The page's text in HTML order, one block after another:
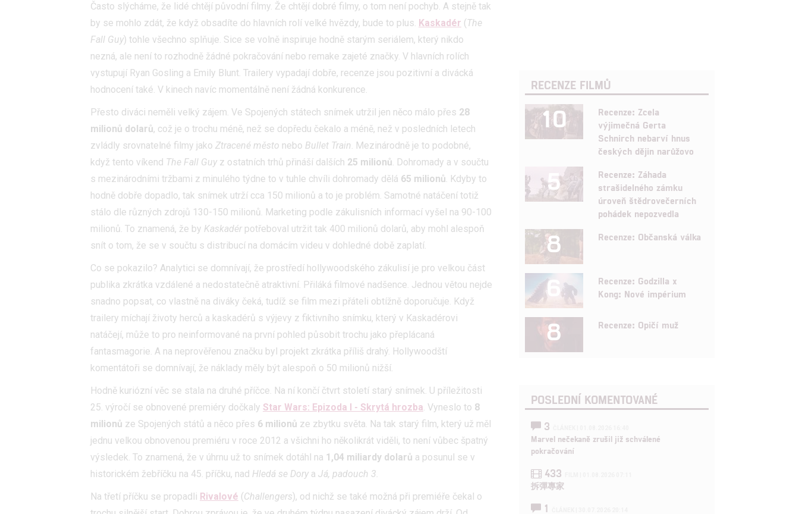
Často slýcháme, že lidé chtějí původní filmy. Že chtějí dobré filmy, o tom není pochyb. A stejně tak
by se mohlo zdát, že když obsadíte do hlavních rolí velké hvězdy, bude to plus. Kaskadér (The
Fall Guy) tohle všechno splňuje. Sice se volně inspiruje hodně starým seriálem, který nikdo
nezná, ale není to rozhodně žádné pokračování nebo remake zajeté značky. V hlavních rolích
vystupují Ryan Gosling a Emily Blunt. Trailery vypadají dobře, recenze jsou pozitivní a divácká
hodnocení také. V kinech navíc momentálně není žádná konkurence.
Přesto diváci neměli velký zájem. Ve Spojených státech snímek utržil jen něco málo přes 28
milionů dolarů, což je o trochu méně, než se dopředu čekalo a méně, než v posledních letech
zvládly srovnatelné filmy jako Ztracené město nebo Bullet Train. Mezinárodně je to podobné,
když tento víkend The Fall Guy z ostatních trhů přináší dalších 25 milionů. Dohromady a v součtu
s mezinárodními tržbami z minulého týdne to v tuhle chvíli dohromady dělá 65 milionů. Kdyby to
hodně dobře dopadlo, tak snímek utrží cca 150 milionů a to je problém. Samotné natáčení totiž
stálo dle různých zdrojů 130-150 milionů. Marketing podle zákulisních informací vyšel na 90-100
milionů. To znamená, že by Kaskadér potřeboval utržit tak 400 milionů dolarů, aby mohl alespoň
snít o tom, že se v součtu s distribucí na domácím videu v dohledné době zaplatí.
Co se pokazilo? Analytici se domnívají, že prostředí hollywoodského zákulisí je pro velkou část
publika zkrátka vzdálené a nedostatečně atraktivní. Přiláká filmové nadšence. Jednou větou nejde
snadno popsat, co vlastně na diváky čeká, tudíž se film mezi přáteli obtížně doporučuje. Když
trailery míchají životy herců a kaskadérů s výjevy z fiktivního snímku, který v Kaskadérovi
natáčejí, může to pro neinformované na první pohled působit trochu jako přeplácaná
fantasmagorie. A na neprověřenou značku byl projekt zkrátka příliš drahý. Hollywoodští
komentátoři se domnívají, že náklady měly být alespoň o 50 milionů nižší.
Hodně kuriózní věc se stala na druhé příčce. Na ní končí čtvrt století starý snímek. U příležitosti
25. výročí se obnovené premiéry dočkaly Star Wars: Epizoda I - Skrytá hrozba. Vyneslo to 8
milionů ze Spojených států a něco přes 6 milionů ze zbytku světa. Na tak starý film, který už měl
jednu velkou obnovenou premiéru v roce 2012 a všichni ho několikrát viděli, to není vůbec špatný
výsledek. To znamená, že v úhrnu už to snímek dotáhl na 1,04 miliardy dolarů a posunul se v
historickém žebříčku na 45. příčku, nad Hledá se Dory a Já, padouch 3.
Na třetí příčku se propadli Rivalové (Challengers), od nichž se také možná při premiéře čekal o
RECENZE FILMŮ
10
Recenze: Zcela
výjimečná Gerta
Schnirch nebarví hnus
českých dějin narůžovo
5
Recenze: Záhada
strašidelného zámku
úroveň štědrovečerních
pohádek nepozvedla
8 Recenze: Občanská válka
6
Recenze: Godzilla x
Kong: Nové impérium
8 Recenze: Opičí muž
POSLEDNÍ KOMENTOVANÉ
3
Marvel nečekaně zrušil již schválené
pokračování
433
拆彈專家
1